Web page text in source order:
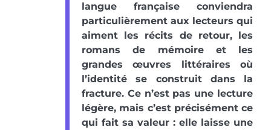
langue française conviendra
particulièrement aux lecteurs qui
aiment les récits de retour, les
romans de mémoire et les
grandes œuvres littéraires où
l’identité se construit dans la
fracture. Ce n’est pas une lecture
légère, mais c’est précisément ce
qui fait sa valeur : elle laisse une